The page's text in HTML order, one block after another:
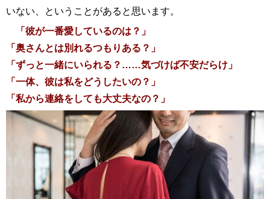
いない、ということがあると思います。
「彼が一番愛しているのは？」
「奥さんとは別れるつもりある？」
「ずっと一緒にいられる？……気づけば不安だらけ」
「一体、彼は私をどうしたいの？」
「私から連絡をしても大丈夫なの？」